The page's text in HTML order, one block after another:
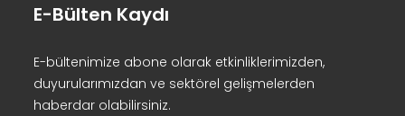
E-Bülten Kaydı
E-bültenimize abone olarak etkinliklerimizden,
duyurularımızdan ve sektörel gelişmelerden
haberdar olabilirsiniz.